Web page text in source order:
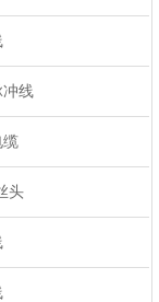
冲线
缆
头